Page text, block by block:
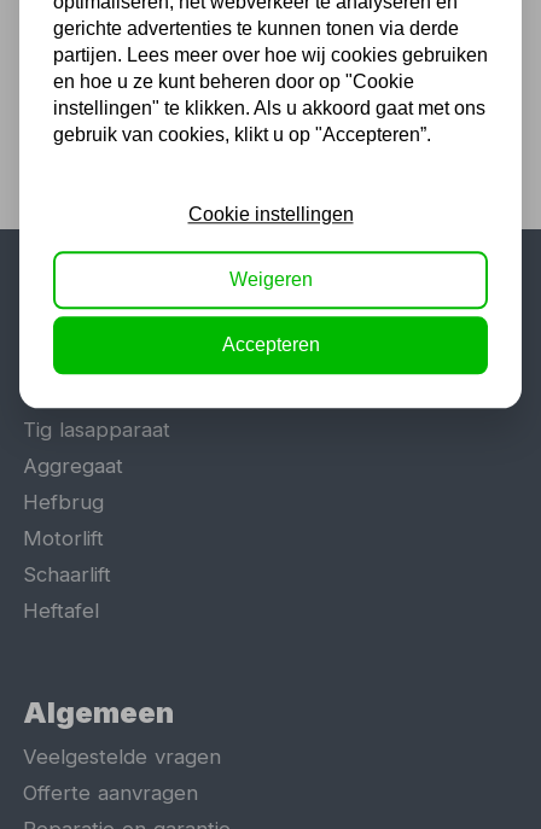
90,75
75,00 excl. BTW
Populaire categorieën
Tig lasapparaat
Aggregaat
Hefbrug
Motorlift
Schaarlift
Heftafel
Algemeen
Veelgestelde vragen
Offerte aanvragen
gerichte advertenties te kunnen tonen via derde
partijen. Lees meer over hoe wij cookies gebruiken
en hoe u ze kunt beheren door op "Cookie
instellingen" te klikken. Als u akkoord gaat met ons
gebruik van cookies, klikt u op "Accepteren”.
Cookie instellingen
Weigeren
Accepteren